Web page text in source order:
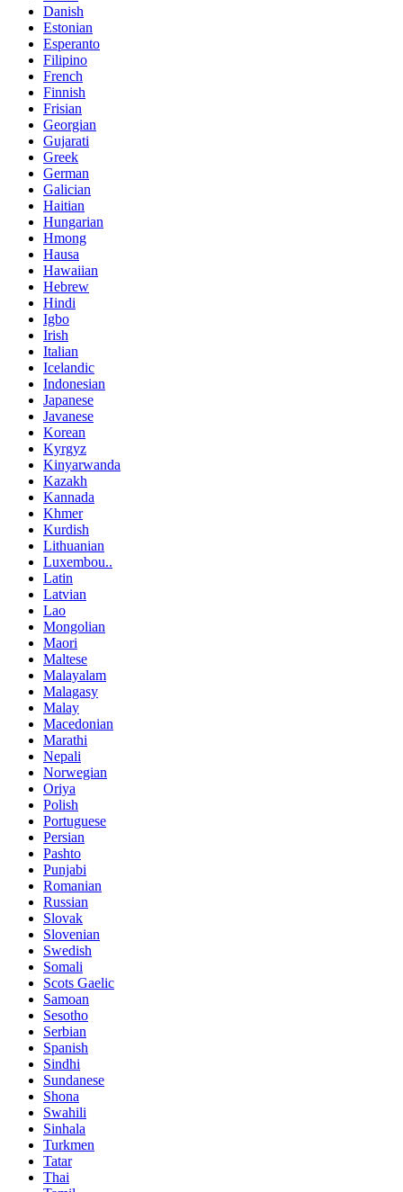
Danish
Estonian
Esperanto
Filipino
French
Finnish
Frisian
Georgian
Gujarati
Greek
German
Galician
Haitian
Hungarian
Hmong
Hausa
Hawaiian
Hebrew
Hindi
Igbo
Irish
Italian
Icelandic
Indonesian
Japanese
Javanese
Korean
Kyrgyz
Kinyarwanda
Kazakh
Kannada
Khmer
Kurdish
Lithuanian
Luxembou..
Latin
Latvian
Lao
Mongolian
Maori
Maltese
Malayalam
Malagasy
Malay
Macedonian
Marathi
Nepali
Norwegian
Oriya
Polish
Portuguese
Persian
Pashto
Punjabi
Romanian
Russian
Slovak
Slovenian
Swedish
Somali
Scots Gaelic
Samoan
Sesotho
Serbian
Spanish
Sindhi
Sundanese
Shona
Swahili
Sinhala
Turkmen
Tatar
Thai